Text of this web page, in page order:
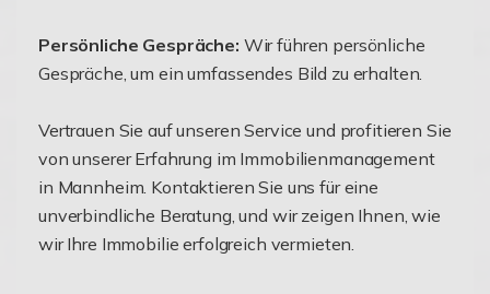
Persönliche Gespräche: Wir führen persönliche
Gespräche, um ein umfassendes Bild zu erhalten.
Vertrauen Sie auf unseren Service und profitieren Sie
von unserer Erfahrung im Immobilienmanagement
in Mannheim. Kontaktieren Sie uns für eine
unverbindliche Beratung, und wir zeigen Ihnen, wie
wir Ihre Immobilie erfolgreich vermieten.